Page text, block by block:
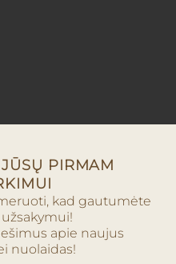
PIRMAM
kad gautumėte
apie naujus
nuolaidas!